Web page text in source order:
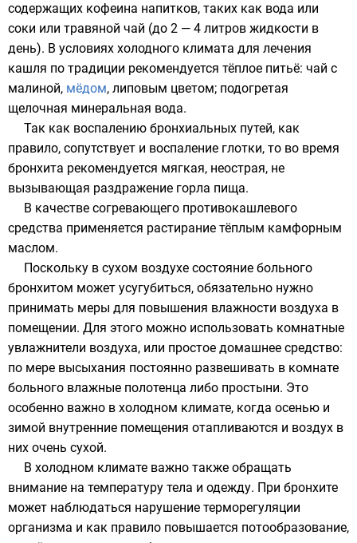
содержащих кофеина напитков, таких как вода или
соки или травяной чай (до 2 — 4 литров жидкости в
день). В условиях холодного климата для лечения
кашля по традиции рекомендуется тёплое питьё: чай с
малиной, мёдом, липовым цветом; подогретая
щелочная минеральная вода.
Так как воспалению бронхиальных путей, как
правило, сопутствует и воспаление глотки, то во время
бронхита рекомендуется мягкая, неострая, не
вызывающая раздражение горла пища.
В качестве согревающего противокашлевого
средства применяется растирание тёплым камфорным
маслом.
Поскольку в сухом воздухе состояние больного
бронхитом может усугубиться, обязательно нужно
принимать меры для повышения влажности воздуха в
помещении. Для этого можно использовать комнатные
увлажнители воздуха, или простое домашнее средство:
по мере высыхания постоянно развешивать в комнате
больного влажные полотенца либо простыни. Это
особенно важно в холодном климате, когда осенью и
зимой внутренние помещения отапливаются и воздух в
них очень сухой.
В холодном климате важно также обращать
внимание на температуру тела и одежду. При бронхите
может наблюдаться нарушение терморегуляции
организма и как правило повышается потообразование,